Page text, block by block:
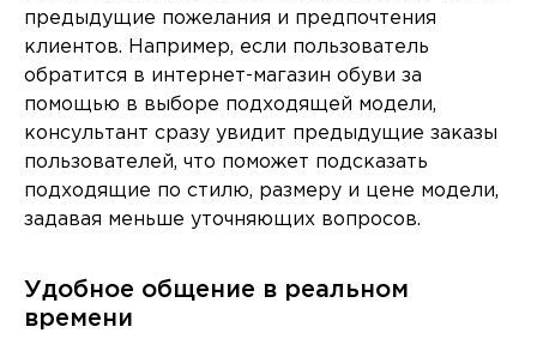
предыдущие пожелания и предпочтения
клиентов. Например, если пользователь
обратится в интернет-магазин обуви за
помощью в выборе подходящей модели,
консультант сразу увидит предыдущие заказы
пользователей, что поможет подсказать
подходящие по стилю, размеру и цене модели,
задавая меньше уточняющих вопросов.
Удобное общение в реальном
времени